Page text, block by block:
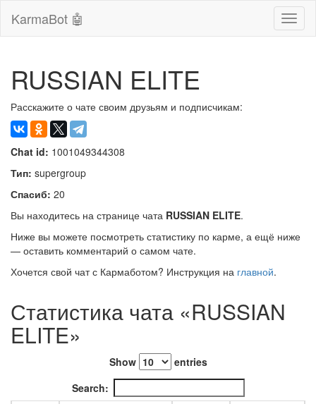
KarmaBot 🤖
RUSSIAN ELITE
Расскажите о чате своим друзьям и подписчикам:
Chat id: 1001049344308
Тип: supergroup
Спасиб: 20
Вы находитесь на странице чата RUSSIAN ELITE.
Ниже вы можете посмотреть статистику по карме, а ещё ниже
— оставить комментарий о самом чате.
Хочется свой чат с Кармаботом? Инструкция на главной.
Статистика чата «RUSSIAN
ELITE»
Show
entries
Search: